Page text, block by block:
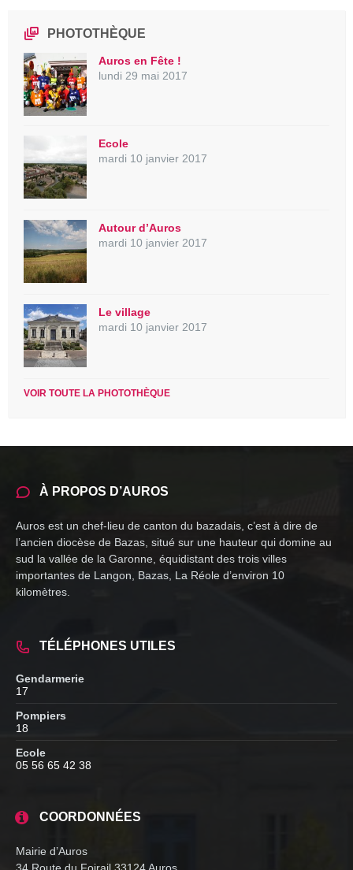
PHOTOTHÈQUE
Auros en Fête !
lundi 29 mai 2017
Ecole
mardi 10 janvier 2017
Autour d’Auros
mardi 10 janvier 2017
Le village
mardi 10 janvier 2017
VOIR TOUTE LA PHOTOTHÈQUE
À PROPOS D’AUROS
Auros est un chef-lieu de canton du bazadais, c’est à dire de
l’ancien diocèse de Bazas, situé sur une hauteur qui domine au
sud la vallée de la Garonne, équidistant des trois villes
importantes de Langon, Bazas, La Réole d’environ 10
kilomètres.
TÉLÉPHONES UTILES
Gendarmerie
17
Pompiers
18
Ecole
05 56 65 42 38
COORDONNÉES
Mairie d’Auros
34 Route du Foirail 33124 Auros